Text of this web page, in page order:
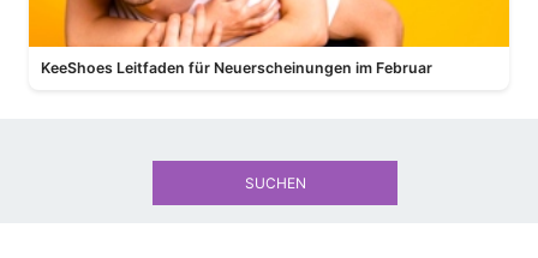
KeeShoes Leitfaden für Neuerscheinungen im Februar
SUCHEN